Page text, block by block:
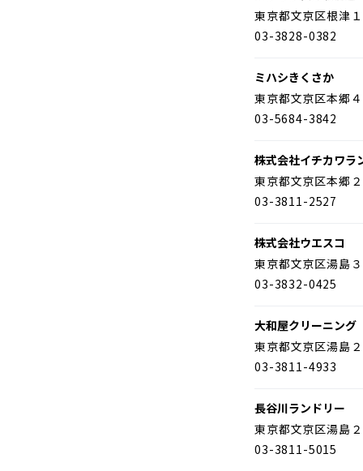
東京都文京区根津
03-3828-0382
ミハシきくさか
東京都文京区本郷
03-5684-3842
株式会社イチカワラ
東京都文京区本郷
03-3811-2527
株式会社ウエスコ
東京都文京区湯島
03-3832-0425
大和屋クリーニング
東京都文京区湯島
03-3811-4933
長谷川ランドリー
東京都文京区湯島
03-3811-5015